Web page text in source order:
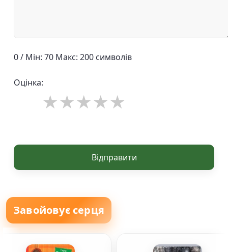
0 / Мін: 70 Макс: 200 символів
Оцінка:
Відправити
Завойовує серця